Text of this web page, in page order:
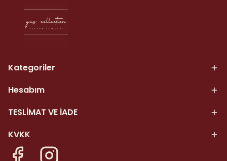
Kategoriler
Hesabım
TESLİMAT VE İADE
KVKK